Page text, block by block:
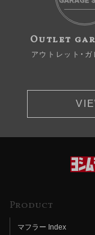
Outlet
アウトレット・
Product
マフラー Index